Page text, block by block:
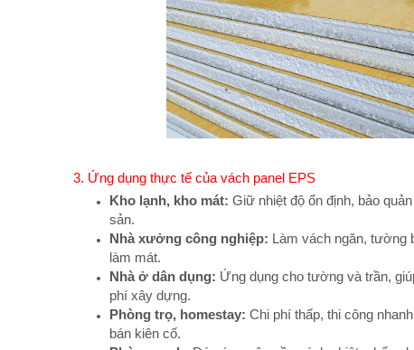
3. Ứng dụng thực tế của vách panel EPS
Kho lạnh, kho mát: Giữ nhiệt độ ổn định, bảo
sản.
Nhà xưởng công nghiệp: Làm vách ngăn, tường
làm mát.
Nhà ở dân dụng: Ứng dụng cho tường và trần,
phí xây dựng.
Phòng trọ, homestay: Chi phí thấp, thi công
bán kiên cố.